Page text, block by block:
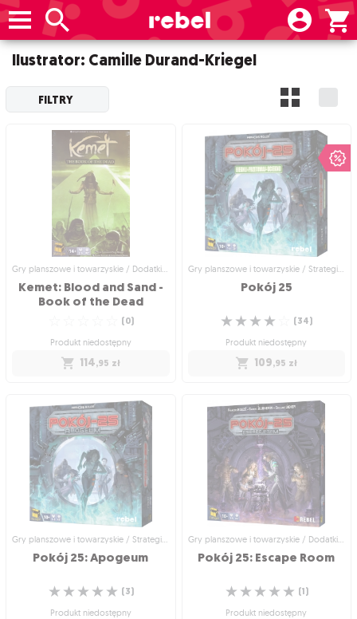
Ilustrator: Camille Durand-Kriegel
FILTRY
Gry planszowe i towarzyskie / Dodatki do gier
Kemet: Blood and Sand -
Book of the Dead
(0)
Produkt niedostępny
114,95 zł
do gier
Kemet: Blood and Sand -
Book of the Dead
Odkryj nowe, potężne kafelki i władaj
zmarłymi!
☆
☆
☆
☆
☆
Produkt niedostępny
114 ,95 zł
Gry planszowe i towarzyskie / Strategiczne gry planszowe
Pokój 25
☆
☆
☆
☆ (34)
Produkt niedostępny
109,95 zł
Strategiczne gry planszowe
Pokój 25
Biegnij-Przetrwaj-Ucieknij!
☆
☆
☆
☆
☆ (34
Produkt niedostępny
109,95 zł
Gry planszowe i towarzyskie / Strategiczne gry planszowe
Pokój25:Apogeum
☆
☆
☆
☆
☆ (3)
Produkt niedostępny
Gry planszowe i towarzyskie / Dodatki do gier
Pokój25:Escape Room
☆
☆
☆
☆
☆ (1)
Produkt niedostępny